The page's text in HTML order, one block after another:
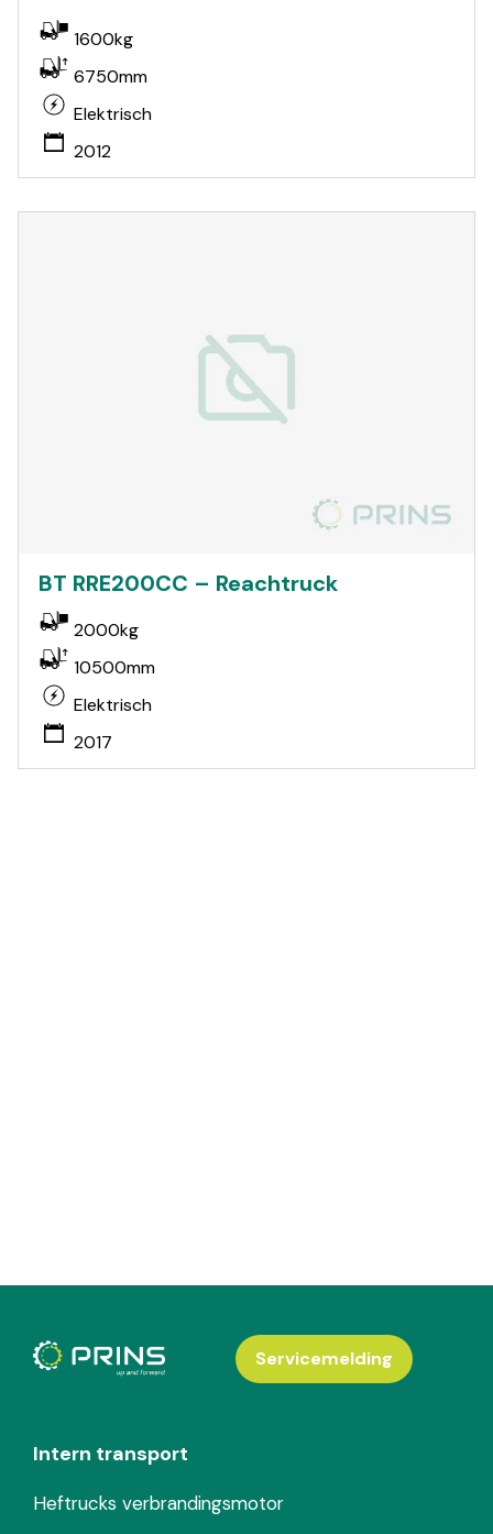
1600kg
6750mm
Elektrisch
2012
BT RRE200CC – Reachtruck
2000kg
10500mm
Elektrisch
2017
Intern transport
Heftrucks verbrandingsmotor
Servicemelding